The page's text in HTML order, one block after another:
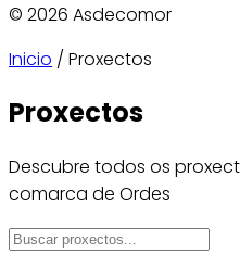
© 2026 Asdecomor
Inicio /Proxectos
Proxectos
Descubre todos os
comarca de Ordes